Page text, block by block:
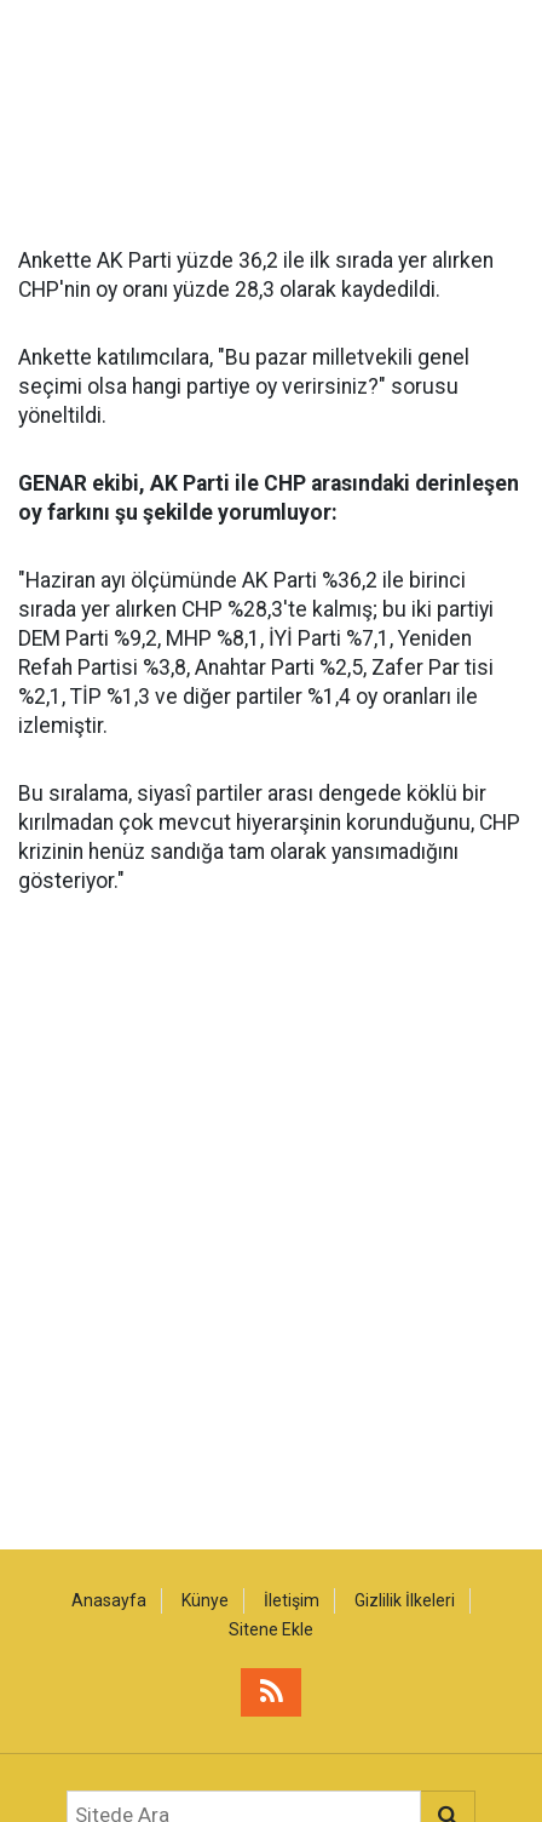
Ankette AK Parti yüzde 36,2 ile ilk sırada yer alırken
CHP'nin oy oranı yüzde 28,3 olarak kaydedildi.
Ankette katılımcılara, "Bu pazar milletvekili genel
seçimi olsa hangi partiye oy verirsiniz?" sorusu
yöneltildi.
GENAR ekibi, AK Parti ile CHP arasındaki derinleşen
oy farkını şu şekilde yorumluyor:
"Haziran ayı ölçümünde AK Parti %36,2 ile birinci
sırada yer alırken CHP %28,3'te kalmış; bu iki partiyi
DEM Parti %9,2, MHP %8,1, İYİ Parti %7,1, Yeniden
Refah Partisi %3,8, Anahtar Parti %2,5, Zafer Par tisi
%2,1, TİP %1,3 ve diğer partiler %1,4 oy oranları ile
izlemiştir.
Bu sıralama, siyasî partiler arası dengede köklü bir
kırılmadan çok mevcut hiyerarşinin korunduğunu, CHP
krizinin henüz sandığa tam olarak yansımadığını
gösteriyor."
Anasayfa Künye İletişim
Gizlilik İlkeleri
Sitene Ekle